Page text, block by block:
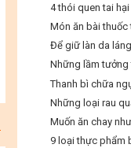
4 thói quen tai hại
Món ăn bài thuốc
Để giữ làn da
Những lầm tưởng
Thanh bì chữa
Những loại rau
Muốn ăn chay
9 loại thực phẩm